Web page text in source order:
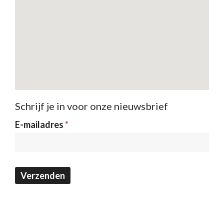
Schrijf je in voor onze nieuwsbrief
Nieuwsbrief
E-mailadres*
Verzenden